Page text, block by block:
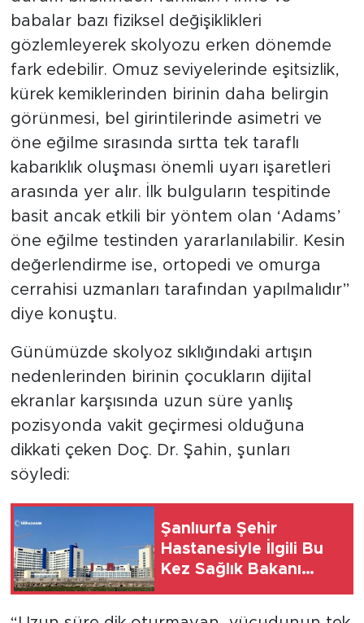
babalar bazı fiziksel değişiklikleri
gözlemleyerek skolyozu erken dönemde
fark edebilir. Omuz seviyelerinde eşitsizlik,
kürek kemiklerinden birinin daha belirgin
görünmesi, bel girintilerinde asimetri ve
öne eğilme sırasında sırtta tek taraflı
kabarıklık oluşması önemli uyarı işaretleri
arasında yer alır. İlk bulguların tespitinde
basit ancak etkili bir yöntem olan ‘Adams’
öne eğilme testinden yararlanılabilir. Kesin
değerlendirme ise, ortopedi ve omurga
cerrahisi uzmanları tarafından yapılmalıdır”
diye konuştu.
Günümüzde skolyoz sıklığındaki artışın
nedenlerinden birinin çocukların dijital
ekranlar karşısında uzun süre yanlış
pozisyonda vakit geçirmesi olduğuna
dikkati çeken Doç. Dr. Şahin, şunları
söyledi:
Şanlıurfa Şehir
Hastanesiyle İlgili Bu
Kez Sağlık Bakanı